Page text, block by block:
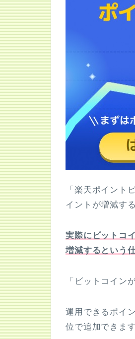
「楽天ポイント
イントが増減す
実際にビットコ
増減するという
「ビットコイン
運用できるポイ
位で追加できます